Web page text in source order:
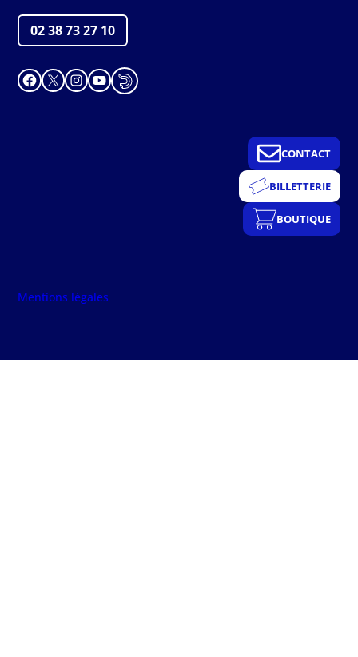
02 38 73 27 10
Facebook
X Instagram
YouTube
CONTACT
BILLETTERIE
BOUTIQUE
Mentions légales